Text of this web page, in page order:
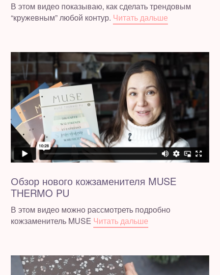
В этом видео показываю, как сделать трендовым
“кружевным” любой контур. Читать дальше
Обзор нового кожзаменителя MUSE
THERMO PU
В этом видео можно рассмотреть подробно
кожзаменитель MUSE Читать дальше